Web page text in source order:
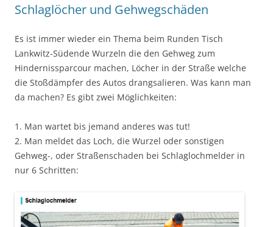
Schlaglöcher und Gehwegschäden
Es ist immer wieder ein Thema beim Runden Tisch
Lankwitz-Südende Wurzeln die den Gehweg zum
Hindernissparcour machen, Löcher in der Straße welche
die Stoßdämpfer des Autos drangsalieren. Was kann man
da machen? Es gibt zwei Möglichkeiten:
1. Man wartet bis jemand anderes was tut!
2. Man meldet das Loch, die Wurzel oder sonstigen
Gehweg-, oder Straßenschaden bei Schlaglochmelder in
nur 6 Schritten: